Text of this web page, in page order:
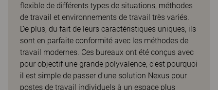
flexible de différents types de situations, méthodes
de travail et environnements de travail très variés.
De plus, du fait de leurs caractéristiques uniques, ils
sont en parfaite conformité avec les méthodes de
travail modernes. Ces bureaux ont été conçus avec
pour objectif une grande polyvalence, c'est pourquoi
il est simple de passer d'une solution Nexus pour
postes de travail individuels à un espace plus